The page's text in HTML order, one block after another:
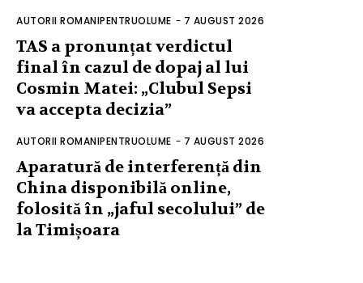
AUTORII ROMANIPENTRUOLUME - 7 AUGUST 2026
TAS a pronunțat verdictul
final în cazul de dopaj al lui
Cosmin Matei: „Clubul Sepsi
va accepta decizia”
AUTORII ROMANIPENTRUOLUME - 7 AUGUST 2026
Aparatură de interferență din
China disponibilă online,
folosită în „jaful secolului” de
la Timișoara